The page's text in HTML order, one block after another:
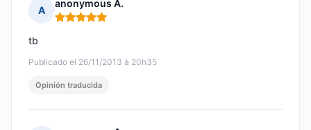
A
anonymous A.
Nota: 5 de 5
Publicado el 26/11/2013 à 20h35
tb
Opinión traducida